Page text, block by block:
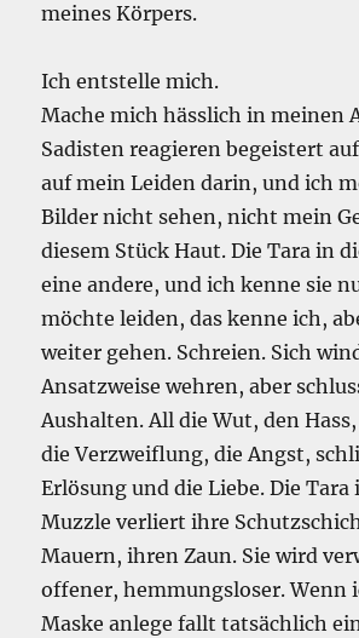
meines Körpers.
Ich entstelle mich.
Mache mich hässlich in meinen
Sadisten reagieren begeistert
auf mein Leiden darin, und ich
Bilder nicht sehen, nicht mein
diesem Stück Haut. Die Tara in
eine andere, und ich kenne sie
möchte leiden, das kenne ich,
weiter gehen. Schreien. Sich
Ansatzweise wehren, aber
Aushalten. All die Wut, den
die Verzweiflung, die Angst,
Erlösung und die Liebe. Die Tara
Muzzle verliert ihre
Mauern, ihren Zaun. Sie wird
offener, hemmungsloser. Wenn
Maske anlege fallt tatsächlich